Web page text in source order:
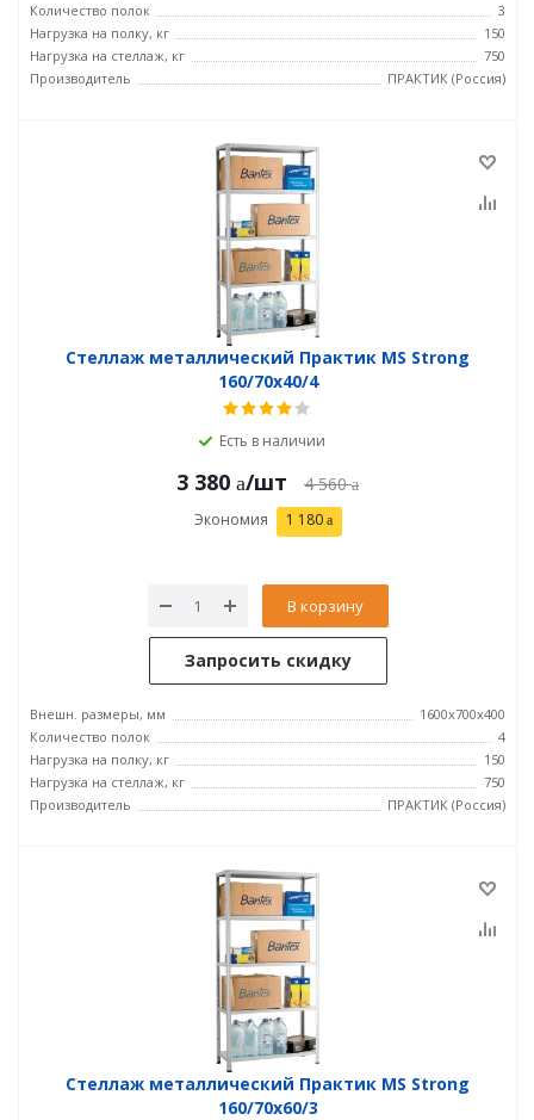
Количество полок
3
Нагрузка на полку, кг
150
Нагрузка на стеллаж, кг
750
Производитель
ПРАКТИК (Россия)
Стеллаж металлический Практик MS Strong
160/70x40/4
Есть в наличии
3 380 /шт 4 560
Экономия 1 180
В корзину
Запросить скидку
Внешн. размеры, мм
1600x700x400
Количество полок
4
Нагрузка на полку, кг
150
Нагрузка на стеллаж, кг
750
Производитель
ПРАКТИК (Россия)
Стеллаж металлический Практик MS Strong
160/70x60/3